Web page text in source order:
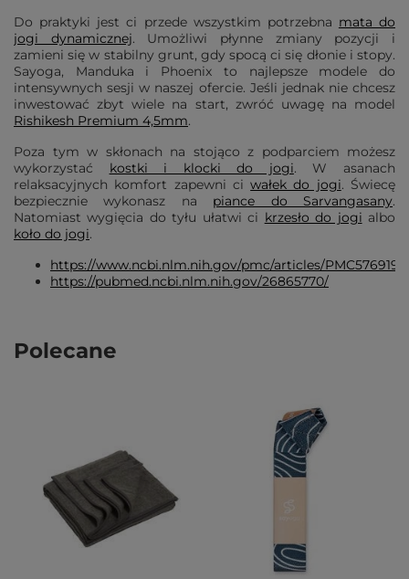
Do praktyki jest ci przede wszystkim potrzebna mata do
jogi dynamicznej. Umożliwi płynne zmiany pozycji i
zamieni się w stabilny grunt, gdy spocą ci się dłonie i stopy.
Sayoga, Manduka i Phoenix to najlepsze modele do
intensywnych sesji w naszej ofercie. Jeśli jednak nie chcesz
inwestować zbyt wiele na start, zwróć uwagę na model
Rishikesh Premium 4,5mm.
Poza tym w skłonach na stojąco z podparciem możesz
wykorzystać kostki i klocki do jogi. W asanach
relaksacyjnych komfort zapewni ciwałek do jogi. Świecę
bezpiecznie wykonasz na piance do Sarvangasany.
Natomiast wygięcia do tyłu ułatwi ci krzesło do jogi albo
koło do jogi.
https://www.ncbi.nlm.nih.gov/pmc/articles/PMC5769197/
https://pubmed.ncbi.nlm.nih.gov/26865770/
Polecane